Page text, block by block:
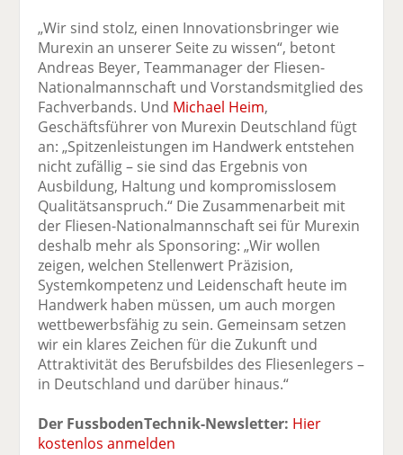
„Wir sind stolz, einen Innovationsbringer wie
Murexin an unserer Seite zu wissen“, betont
Andreas Beyer, Teammanager der Fliesen-
Nationalmannschaft und Vorstandsmitglied des
Fachverbands. Und Michael Heim,
Geschäftsführer von Murexin Deutschland fügt
an: „Spitzenleistungen im Handwerk entstehen
nicht zufällig – sie sind das Ergebnis von
Ausbildung, Haltung und kompromisslosem
Qualitätsanspruch.“ Die Zusammenarbeit mit
der Fliesen-Nationalmannschaft sei für Murexin
deshalb mehr als Sponsoring: „Wir wollen
zeigen, welchen Stellenwert Präzision,
Systemkompetenz und Leidenschaft heute im
Handwerk haben müssen, um auch morgen
wettbewerbsfähig zu sein. Gemeinsam setzen
wir ein klares Zeichen für die Zukunft und
Attraktivität des Berufsbildes des Fliesenlegers –
in Deutschland und darüber hinaus.“
Der FussbodenTechnik-Newsletter: Hier
kostenlos anmelden